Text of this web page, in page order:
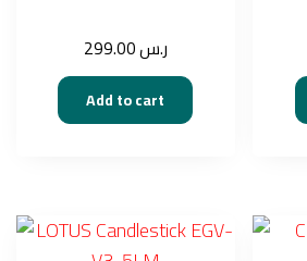
ر.س
Add to cart